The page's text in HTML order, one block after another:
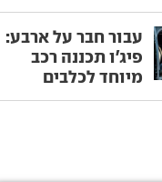
עבור חבר על ארבע:
פיג'ו תכננה רכב
מיוחד לכלבים